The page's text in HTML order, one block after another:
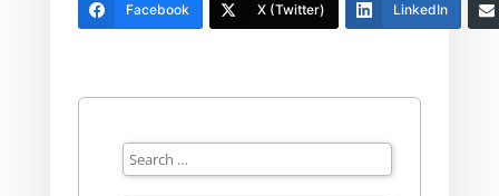
Facebook X (Twitter) LinkedIn